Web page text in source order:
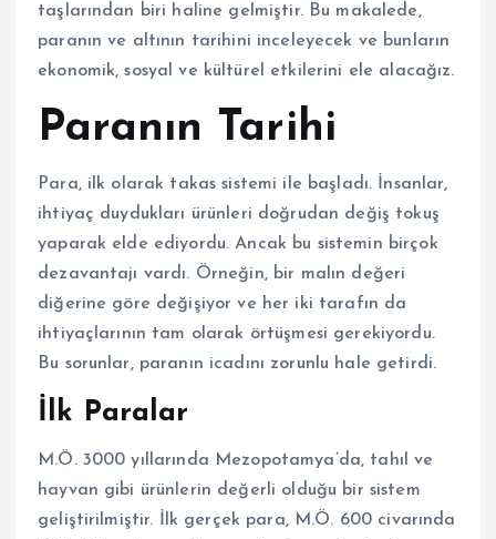
taşlarından biri haline gelmiştir. Bu makalede,
paranın ve altının tarihini inceleyecek ve bunların
ekonomik, sosyal ve kültürel etkilerini ele alacağız.
Paranın Tarihi
Para, ilk olarak takas sistemi ile başladı. İnsanlar,
ihtiyaç duydukları ürünleri doğrudan değiş tokuş
yaparak elde ediyordu. Ancak bu sistemin birçok
dezavantajı vardı. Örneğin, bir malın değeri
diğerine göre değişiyor ve her iki tarafın da
ihtiyaçlarının tam olarak örtüşmesi gerekiyordu.
Bu sorunlar, paranın icadını zorunlu hale getirdi.
İlk Paralar
M.Ö. 3000 yıllarında Mezopotamya’da, tahıl ve
hayvan gibi ürünlerin değerli olduğu bir sistem
geliştirilmiştir. İlk gerçek para, M.Ö. 600 civarında